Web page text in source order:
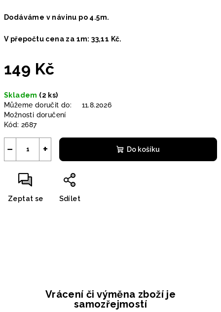
Dodáváme v návinu po 4.5m.
V přepočtu cena za 1m: 33,11 Kč.
149 Kč
cena:
Skladem (2 ks)
Můžeme doručit do:
11.8.2026
Možnosti doručení
Kód: 2687
+
− Do košíku
Zeptat se Sdílet
Vrácení či výměna zboží je
samozřejmostí